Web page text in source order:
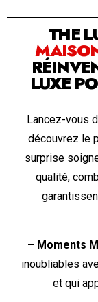
THE
LUXE
Lancez-vous
découvrez le
surprise
qualité,
– Moments
inoubliables
et qui